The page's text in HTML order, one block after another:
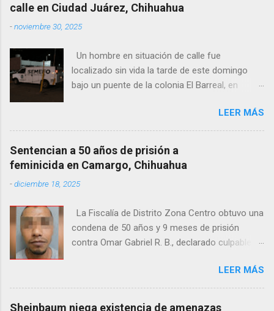
calle en Ciudad Juárez, Chihuahua
-noviembre 30, 2025
Un hombre en situación de calle fue
localizado sin vida la tarde de este domingo
bajo un puente de la colonia El Barreal, en
de las calles 20 de Noviembre y Ramón Corona,
donde vecinos reportaron la presencia del
cuerpo. Elementos ministeriales y peritos de la
Fiscalía Zona Norte confirmaron que el
fallecido no presentaba huellas de violencia.
Habitantes de la zona señalaron que el hombre
desconocen su identidad.
LEER MÁS
Sentencian a 50 años de prisión a
feminicida en Camargo, Chihuahua
-diciembre 18, 2025
La Fiscalía de Distrito Zona Centro obtuvo una
condena de 50 años y 9 meses de prisión
contra Omar Gabriel R. B., declarado culpable
ocurrido en julio de 2021 en Camargo. De
acuerdo con las investigaciones, el acusado,
junto con Ramón Porfirio V. P., raptó y
LEER MÁS
Sheinbaum niega existencia de amenazas